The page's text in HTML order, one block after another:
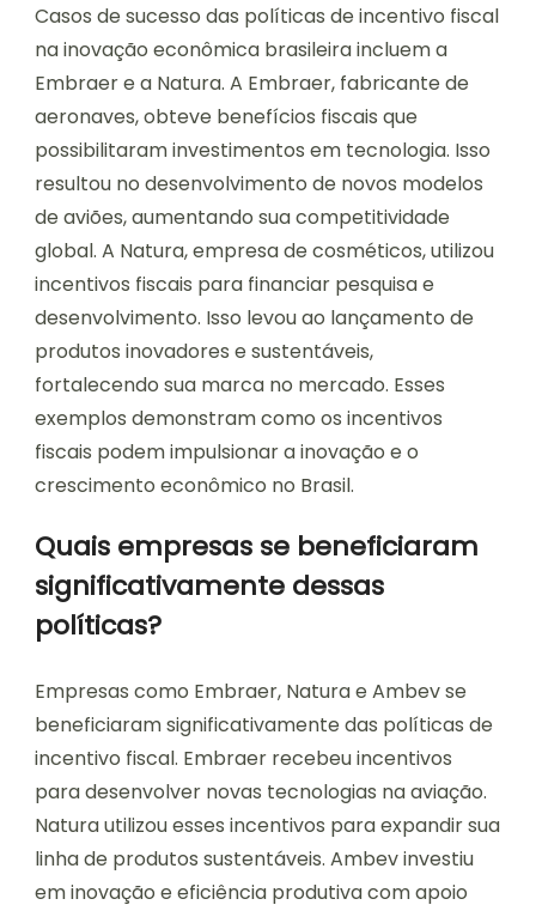
Casos de sucesso das políticas de incentivo fiscal
na inovação econômica brasileira incluem a
Embraer e a Natura. A Embraer, fabricante de
aeronaves, obteve benefícios fiscais que
possibilitaram investimentos em tecnologia. Isso
resultou no desenvolvimento de novos modelos
de aviões, aumentando sua competitividade
global. A Natura, empresa de cosméticos, utilizou
incentivos fiscais para financiar pesquisa e
desenvolvimento. Isso levou ao lançamento de
produtos inovadores e sustentáveis,
fortalecendo sua marca no mercado. Esses
exemplos demonstram como os incentivos
fiscais podem impulsionar a inovação e o
crescimento econômico no Brasil.
Quais empresas se beneficiaram
significativamente dessas
políticas?
Empresas como Embraer, Natura e Ambev se
beneficiaram significativamente das políticas de
incentivo fiscal. Embraer recebeu incentivos
para desenvolver novas tecnologias na aviação.
Natura utilizou esses incentivos para expandir sua
linha de produtos sustentáveis. Ambev investiu
em inovação e eficiência produtiva com apoio